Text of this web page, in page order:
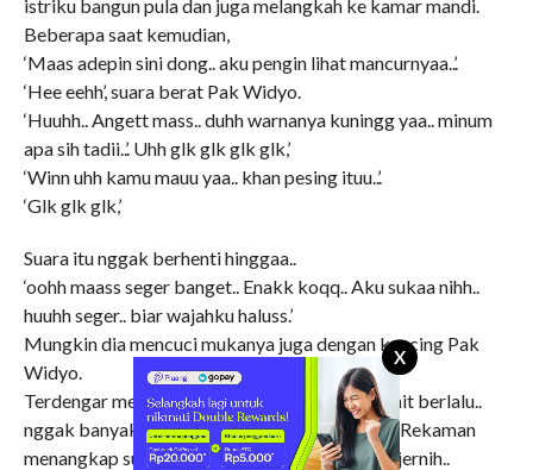
X
istriku bangun pula dan juga melangkah ke kamar mandi.
Beberapa saat kemudian,
‘Maas adepin sini dong.. aku pengin lihat mancurnyaa..’.
‘Hee eehh’, suara berat Pak Widyo.
‘Huuhh.. Angett mass.. duhh warnanya kuningg yaa.. minum
apa sih tadii..’. Uhh glk glk glk glk,’
‘Winn uhh kamu mauu yaa.. khan pesing ituu..’.
‘Glk glk glk,’
Suara itu nggak berhenti hinggaa..
‘oohh maass seger banget.. Enakk koqq.. Aku sukaa nihh..
huuhh seger.. biar wajahku haluss.’
Mungkin dia mencuci mukanya juga dengan kencing Pak
Widyo.
Terdengar mereka kembali ke ranjang.. 15 menit berlalu..
nggak banyak suara.. mereka juga saling diam. Rekaman
menangkap suara nafas-nafas mereka dengan jernih..